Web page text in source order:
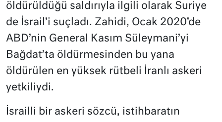
öldürüldüğü saldırıyla ilgili olarak Suriye
de İsrail’i suçladı. Zahidi, Ocak 2020’de
ABD’nin General Kasım Süleymani’yi
Bağdat’ta öldürmesinden bu yana
öldürülen en yüksek rütbeli İranlı askeri
yetkiliydi.
İsrailli bir askeri sözcü, istihbaratın